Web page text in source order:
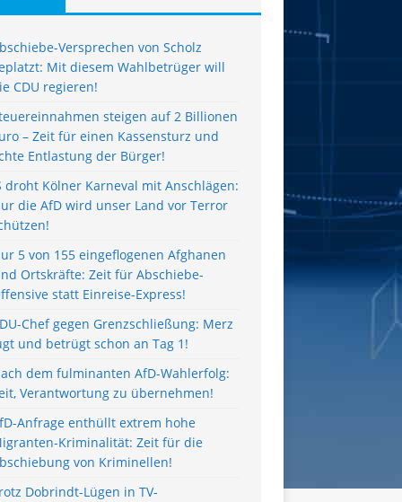
Versprechen von Scholz
Mit diesem Wahlbetrüger will
CDU regieren!
steigen auf 2 Billionen
– Zeit für einen Kassensturz und
Entlastung der Bürger!
droht Kölner Karneval mit Anschlägen:
die AfD wird unser Land vor Terror
5 von 155 eingeflogenen Afghanen
Ortskräfte: Zeit für Abschiebe-
statt Einreise-Express!
Chef gegen Grenzschließung: Merz
und betrügt schon an Tag 1!
dem fulminanten AfD-Wahlerfolg:
Verantwortung zu übernehmen!
Anfrage enthüllt extrem hohe
Kriminalität: Zeit für die
von Kriminellen!
Dobrindt-Lügen in TV-